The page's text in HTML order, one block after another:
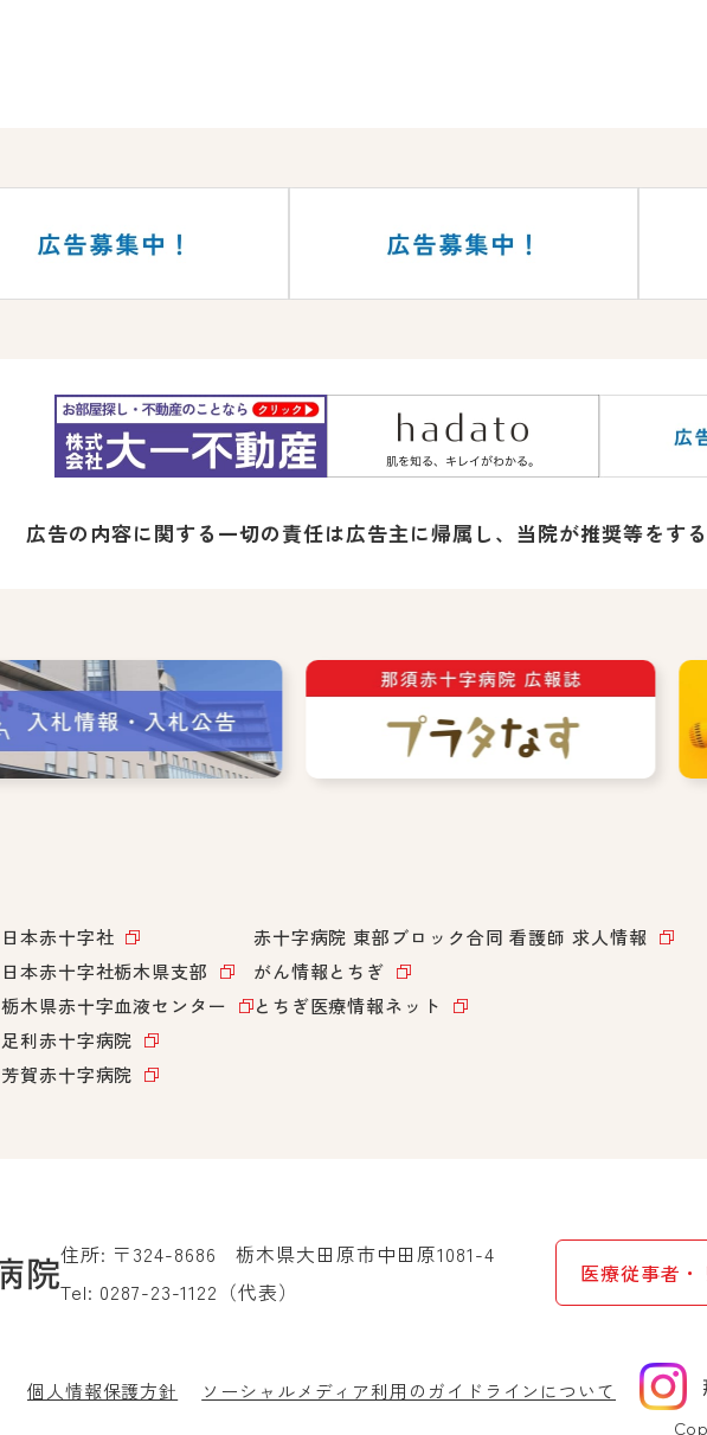
広告の内容に関する一切の責任は広告主に帰属し、 当院が推奨等をす
日本赤十字社
日本赤十字社栃木県支部
栃木県赤十字血液センター
足利赤十字病院
芳賀赤十字病院
赤十字病院 東部ブロック合同看護師 求人情報
がん情報とちぎ
とちぎ医療情報ネット
住所: 〒324-8686栃木県大田原市中田原1081-4
Tel: 0287-23-1122 （代表）
医療従事者
個人情報保護方針
ソーシャルメディア利用のガイドラインについて